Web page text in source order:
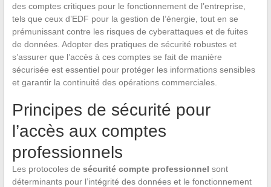
des comptes critiques pour le fonctionnement de l’entreprise,
tels que ceux d’EDF pour la gestion de l’énergie, tout en se
prémunissant contre les risques de cyberattaques et de fuites
de données. Adopter des pratiques de sécurité robustes et
s’assurer que l’accès à ces comptes se fait de manière
sécurisée est essentiel pour protéger les informations sensibles
et garantir la continuité des opérations commerciales.
Principes de sécurité pour
l’accès aux comptes
professionnels
Les protocoles de sécurité compte professionnel sont
déterminants pour l’intégrité des données et le fonctionnement